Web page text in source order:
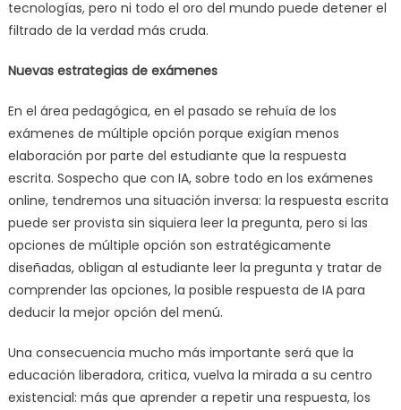
tecnologías, pero ni todo el oro del mundo puede detener el
filtrado de la verdad más cruda.
Nuevas estrategias de exámenes
En el área pedagógica, en el pasado se rehuía de los
exámenes de múltiple opción porque exigían menos
elaboración por parte del estudiante que la respuesta
escrita. Sospecho que con IA, sobre todo en los exámenes
online, tendremos una situación inversa: la respuesta escrita
puede ser provista sin siquiera leer la pregunta, pero si las
opciones de múltiple opción son estratégicamente
diseñadas, obligan al estudiante leer la pregunta y tratar de
comprender las opciones, la posible respuesta de IA para
deducir la mejor opción del menú.
Una consecuencia mucho más importante será que la
educación liberadora, critica, vuelva la mirada a su centro
existencial: más que aprender a repetir una respuesta, los